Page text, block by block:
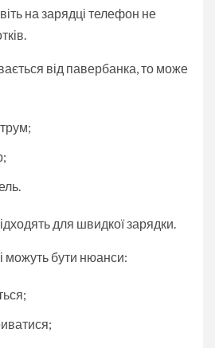
на зарядці телефон не
від павербанка, то може
для швидкої зарядки.
можуть бути нюанси: